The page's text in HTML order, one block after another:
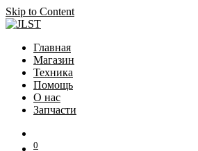
Skip to Content
Главная
Магазин
Техника
Помощь
О нас
Запчасти
0